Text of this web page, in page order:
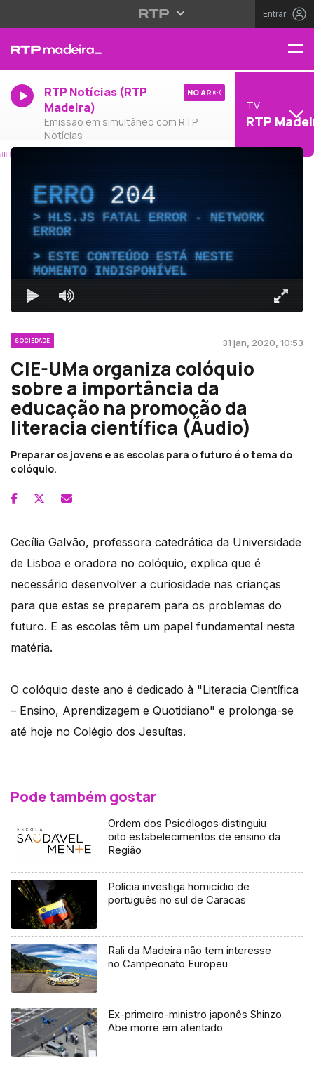
Entrar
RTP Notícias (RTP
Madeira)
Emissão em simultâneo com RTP
Notícias
NO AR
TV
RTP
ERRO204
HLS.JS FATAL ERROR - NETWORK
ERROR
ESTE CONTEÚDO ESTÁ NESTE
MOMENTO INDISPONÍVEL
SOCIEDADE 31 jan, 2020, 10:53
CIE-UMa organiza colóquio
sobre a importância da
educação na promoção da
literacia científica (Áudio)
Preparar os jovens e as escolas para o futuro é o tema do
colóquio.
Cecília Galvão, professora catedrática da Universidade
de Lisboa e oradora no colóquio, explica que é
necessário desenvolver a curiosidade nas crianças
para que estas se preparem para os problemas do
futuro. E as escolas têm um papel fundamental nesta
matéria.
O colóquio deste ano é dedicado à "Literacia Científica
– Ensino, Aprendizagem e Quotidiano" e prolonga-se
até hoje no Colégio dos Jesuítas.
Pode também gostar
Ordem dos Psicólogos distinguiu
oito estabelecimentos de ensino da
Região
Polícia investiga homicídio de
português no sul de Caracas
Rali da Madeira não tem interesse
no Campeonato Europeu
Ex-primeiro-ministro japonês Shinzo
Abe morre em atentado